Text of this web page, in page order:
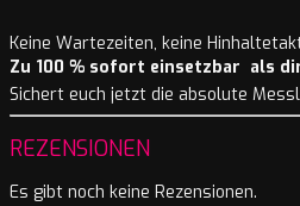
Keine Wartezeiten, keine
Zu 100 % sofort einsetzbar als
Sichert euch jetzt die absolute
REZENSIONEN
Es gibt noch keine Rezensionen.